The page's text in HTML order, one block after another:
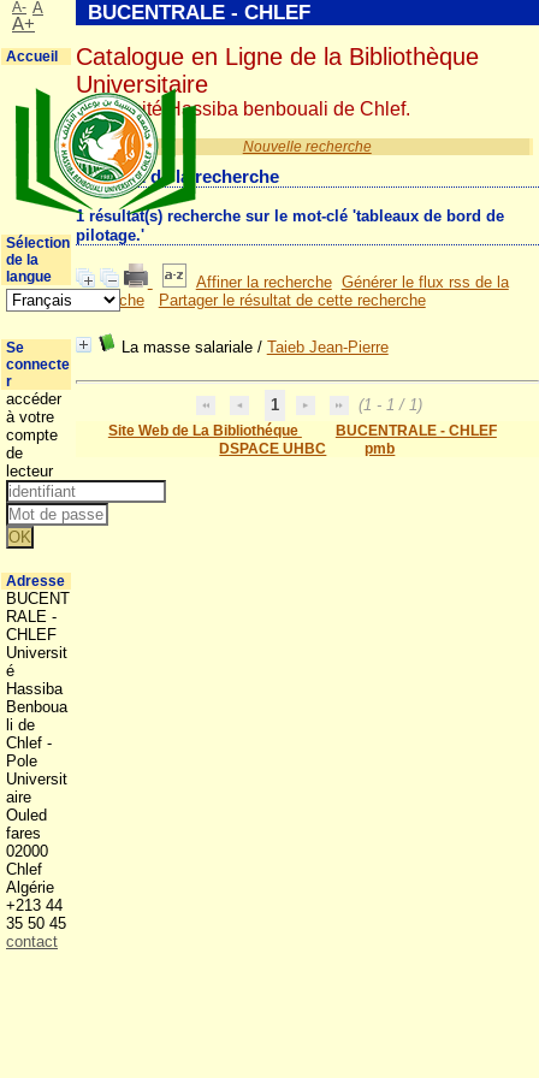
Nouvelle recherche
Résultat de la recherche
1 résultat(s) recherche sur le mot-clé 'tableaux de bord de
pilotage.'
Affiner la recherche Générer le flux rss de la
recherche
Partager le résultat de cette recherche
La masse salariale/ Taieb Jean-Pierre
1 (1 - 1 / 1)
Site Web de La Bibliothéque
BUCENTRALE - CHLEF
DSPACE UHBC
pmb
BUCENTRALE - CHLEF
Catalogue en Ligne de la Bibliothèque
Universitaire
Université Hassiba benbouali de Chlef.
A- A
A+
Accueil
Sélection
de la
langue
Se
connecte
r
accéder
à votre
compte
de
lecteur
Adresse
BUCENT
RALE -
CHLEF
Universit
é
Hassiba
Benboua
li de
Chlef -
Pole
Universit
aire
Ouled
fares
02000
Chlef
Algérie
+213 44
35 50 45
contact